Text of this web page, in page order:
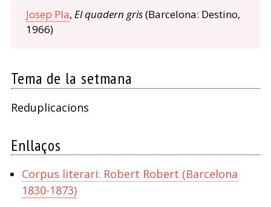
Josep Pla, El quadern gris(Barcelona: Destino,
1966)
Tema de la setmana
Reduplicacions
Enllaços
Corpus literari: Robert Robert (Barcelona
1830-1873)